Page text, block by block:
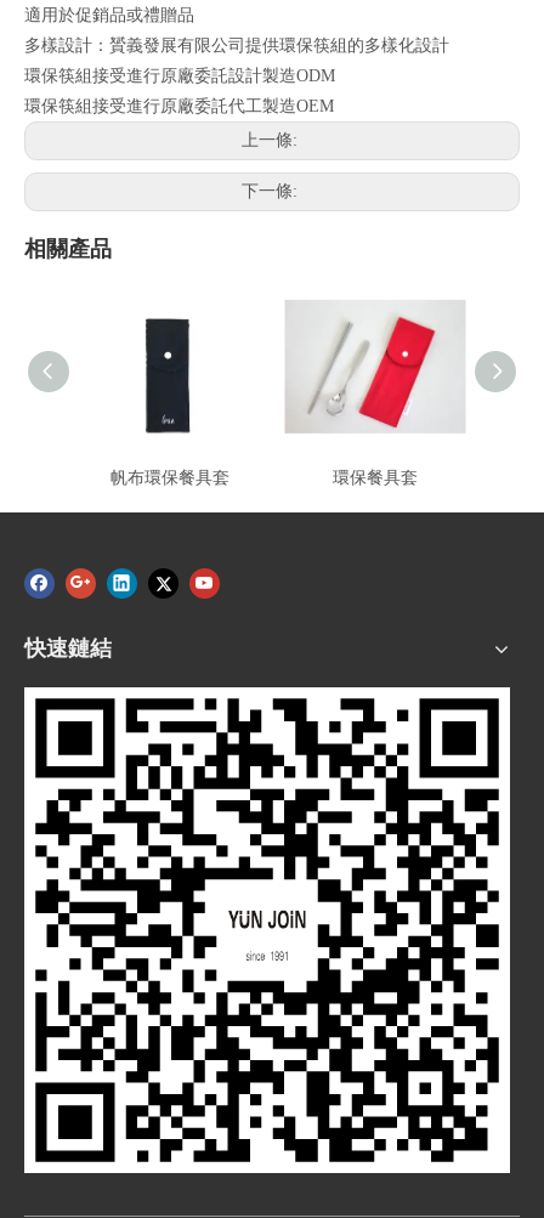
適用於促銷品或禮贈品
多樣設計：贇義發展有限公司提供環保筷組的多樣化設計
環保筷組接受進行原廠委託設計製造ODM
環保筷組接受進行原廠委託代工製造OEM
上一條:
下一條:
相關產品
帆布環保餐具套 環保餐具套
快速鏈結